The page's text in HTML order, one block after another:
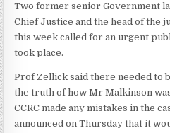
Two former senior Government
Chief Justice and the head of the
this week called for an urgent
took place.
Prof Zellick said there needed to
the truth of how Mr Malkinson
CCRC made any mistakes in the
announced on Thursday that it